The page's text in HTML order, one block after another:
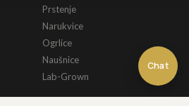
Chat
Prstenje
Narukvice
Ogrlice
Naušnice
Lab-Grown